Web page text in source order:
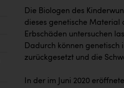
Die Biologen des
dieses genetische Material
Erbschäden untersuchen
Dadurch können
zurückgesetzt und die
In der im Juni 2020